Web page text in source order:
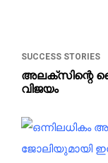
SUCCESS STORIES
അലക്‌സിന്റെ
വിജയം